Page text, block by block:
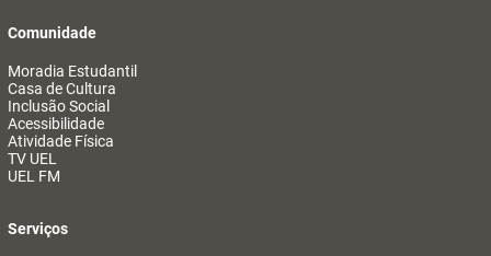
Comunidade
Moradia Estudantil
Casa de Cultura
Inclusão Social
Acessibilidade
Atividade Física
TV UEL
UEL FM
Serviços